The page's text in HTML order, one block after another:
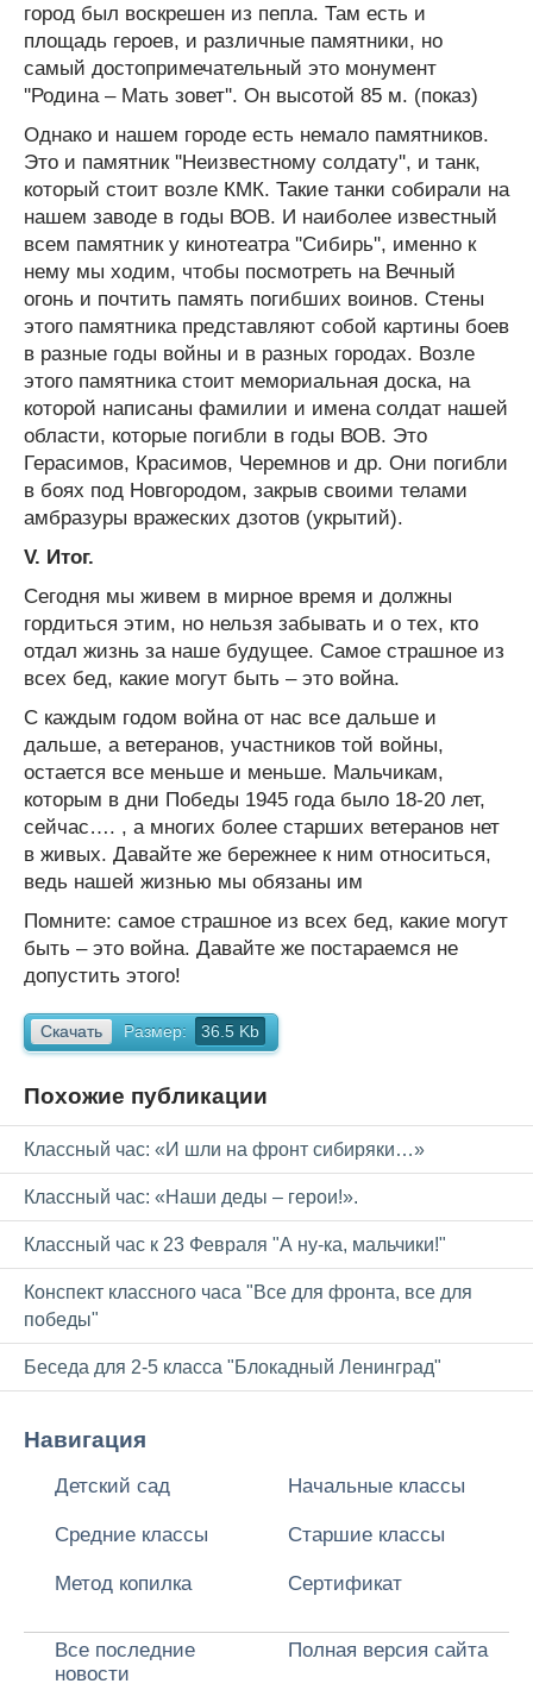
город был воскрешен из пепла. Там есть и
площадь героев, и различные памятники, но
самый достопримечательный это монумент
''Родина – Мать зовет''. Он высотой 85 м. (показ)
Однако и нашем городе есть немало памятников.
Это и памятник ''Неизвестному солдату'', и танк,
который стоит возле КМК. Такие танки собирали на
нашем заводе в годы ВОВ. И наиболее известный
всем памятник у кинотеатра ''Сибирь'', именно к
нему мы ходим, чтобы посмотреть на Вечный
огонь и почтить память погибших воинов. Стены
этого памятника представляют собой картины боев
в разные годы войны и в разных городах. Возле
этого памятника стоит мемориальная доска, на
которой написаны фамилии и имена солдат нашей
области, которые погибли в годы ВОВ. Это
Герасимов, Красимов, Черемнов и др. Они погибли
в боях под Новгородом, закрыв своими телами
амбразуры вражеских дзотов (укрытий).
V. Итог.
Сегодня мы живем в мирное время и должны
гордиться этим, но нельзя забывать и о тех, кто
отдал жизнь за наше будущее. Самое страшное из
всех бед, какие могут быть – это война.
С каждым годом война от нас все дальше и
дальше, а ветеранов, участников той войны,
остается все меньше и меньше. Мальчикам,
которым в дни Победы 1945 года было 18-20 лет,
сейчас…. , а многих более старших ветеранов нет
в живых. Давайте же бережнее к ним относиться,
ведь нашей жизнью мы обязаны им
Помните: самое страшное из всех бед, какие могут
быть – это война. Давайте же постараемся не
допустить этого!
Скачать Размер: 36.5 Kb
Похожие публикации
Классный час: «И шли на фронт сибиряки…»
Классный час: «Наши деды – герои!».
Классный час к 23 Февраля "А ну-ка, мальчики!"
Конспект классного часа "Все для фронта, все для
победы"
Беседа для 2-5 класса "Блокадный Ленинград"
Навигация
Детский сад Начальные классы
Средние классы Старшие классы
Метод копилка Сертификат
Все последние
новости
Полная версия сайта